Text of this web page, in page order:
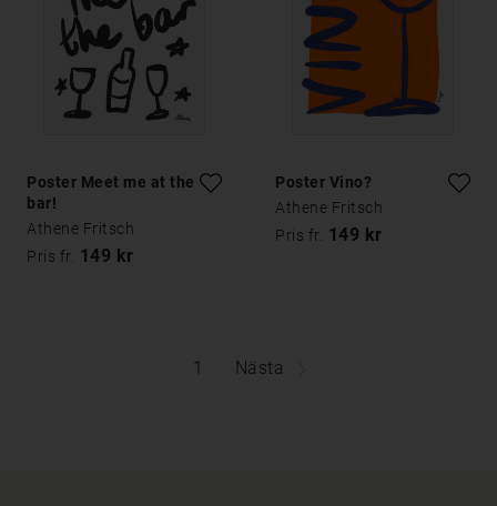
Poster Meet me at the
bar!
Athene Fritsch
Pris fr. 149 kr
Poster Vino?
Athene Fritsch
Pris fr. 149 kr
1 Nästa